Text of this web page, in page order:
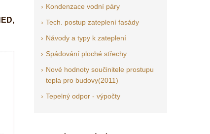
Kondenzace vodní páry
Tech. postup zateplení fasády
Návody a typy k zateplení
Spádování ploché střechy
Nové hodnoty součinitele prostupu
tepla pro budovy(2011)
Tepelný odpor - výpočty